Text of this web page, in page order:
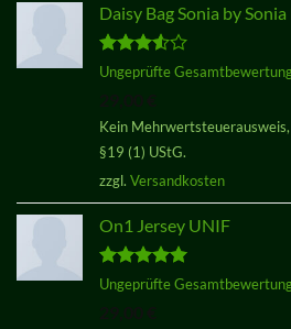
Daisy Bag Sonia by
Bewertet
mit 3.50
Ungeprüfte
Kein
§19 (1) UStG.
zzgl. Versandkosten
On1 Jersey UNIF
Bewertet
Ungeprüfte